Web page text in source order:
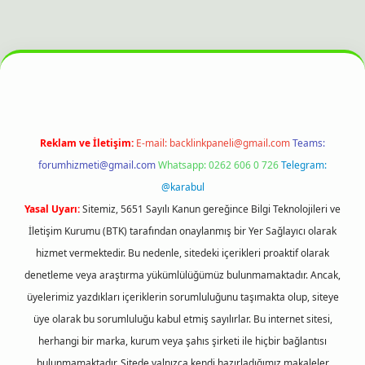
bahis sitesi
Reklam ve İletişim: E-mail: backlinkpaneli@gmail.comTeams:
forumhizmeti@gmail.comWhatsapp: 0262 606 0 726Telegram:
@karabul
Yasal Uyarı:Sitemiz, 5651 Sayılı Kanun gereğince Bilgi Teknolojileri ve
İletişim Kurumu (BTK) tarafından onaylanmış bir Yer Sağlayıcı olarak
hizmet vermektedir. Bu nedenle, sitedeki içerikleri proaktif olarak
denetleme veya araştırma yükümlülüğümüz bulunmamaktadır. Ancak,
üyelerimiz yazdıkları içeriklerin sorumluluğunu taşımakta olup, siteye
üye olarak bu sorumluluğu kabul etmiş sayılırlar. Bu internet sitesi,
herhangi bir marka, kurum veya şahıs şirketi ile hiçbir bağlantısı